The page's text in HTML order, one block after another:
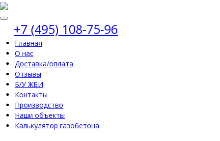
+7 (495) 108-75-96
Главная
О нас
Доставка/оплата
Отзывы
Б/У ЖБИ
Контакты
Производство
Наши объекты
Калькулятор газобетона